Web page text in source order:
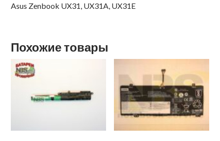
Asus Zenbook UX31, UX31A, UX31E
Похожие товары